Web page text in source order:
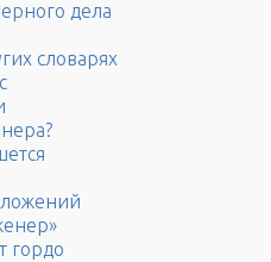
дела
словарях
гордо